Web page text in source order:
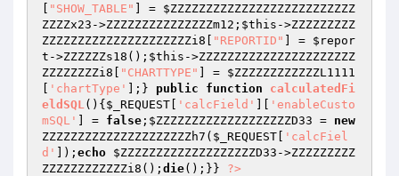
"SHOW_TABLE" ] = $ZZZZZZZZZZZZZZZZZZZZZZZZZZ
ZZZZx23 ->ZZZZZZZZZZZZZZZm12; $this ->ZZZZZZZZZ
ZZZZZZZZZZZZZZZZZZZZZi8[
"REPORTID" ] = $repor
t ->ZZZZZZs18(); $this ->ZZZZZZZZZZZZZZZZZZZZZZ
ZZZZZZZZi8[
"CHARTTYPE" ] = $ZZZZZZZZZZZZL1111
'chartType' ];} public function
calculatedFi
eldSQL() { $_REQUEST 'calcField'
'enableCusto
mSQL'
] = false ; $ZZZZZZZZZZZZZZZZZZZD33 = new
ZZZZZZZZZZZZZZZZZZZZZh7( $_REQUEST
'calcFiel
d'
]); echo $ZZZZZZZZZZZZZZZZZZZD33 ->ZZZZZZZZZ
ZZZZZZZZZZZZi8(); die();}} ?>